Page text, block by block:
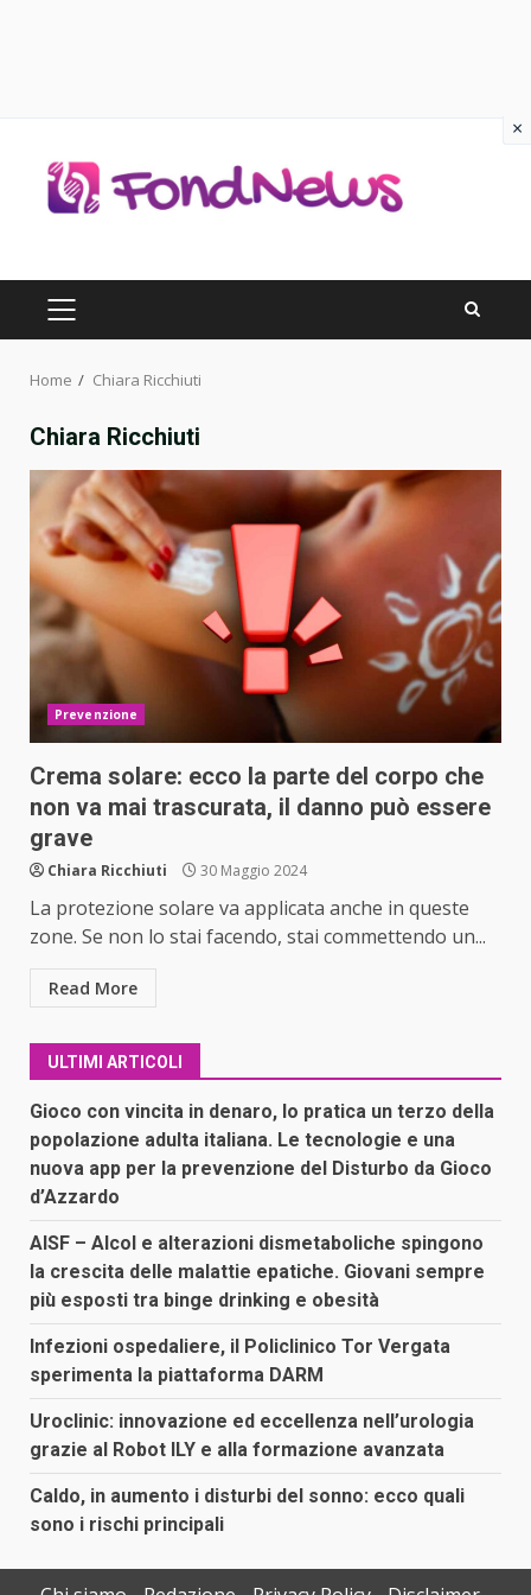
content
PRIMARY
MENU
Home Chiara Ricchiuti
Chiara Ricchiuti
Prevenzione
Crema solare: ecco la parte del corpo che
non va mai trascurata, il danno può essere
grave
Chiara Ricchiuti 30 Maggio 2024
La protezione solare va applicata anche in queste
zone. Se non lo stai facendo, stai commettendo un...
Read More
ULTIMI ARTICOLI
Gioco con vincita in denaro, lo pratica un terzo della
popolazione adulta italiana. Le tecnologie e una
nuova app per la prevenzione del Disturbo da Gioco
d’Azzardo
AISF – Alcol e alterazioni dismetaboliche spingono
la crescita delle malattie epatiche. Giovani sempre
più esposti tra binge drinking e obesità
Infezioni ospedaliere, il Policlinico Tor Vergata
sperimenta la piattaforma DARM
Uroclinic: innovazione ed eccellenza nell’urologia
grazie al Robot ILY e alla formazione avanzata
Caldo, in aumento i disturbi del sonno: ecco quali
sono i rischi principali
×